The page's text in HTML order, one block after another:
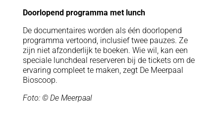
Doorlopend programma met lunch
De documentaires worden als één doorlopend
programma vertoond, inclusief twee pauzes. Ze
zijn niet afzonderlijk te boeken. Wie wil, kan een
speciale lunchdeal reserveren bij de tickets om de
ervaring compleet te maken, zegt De Meerpaal
Bioscoop.
Foto: © De Meerpaal